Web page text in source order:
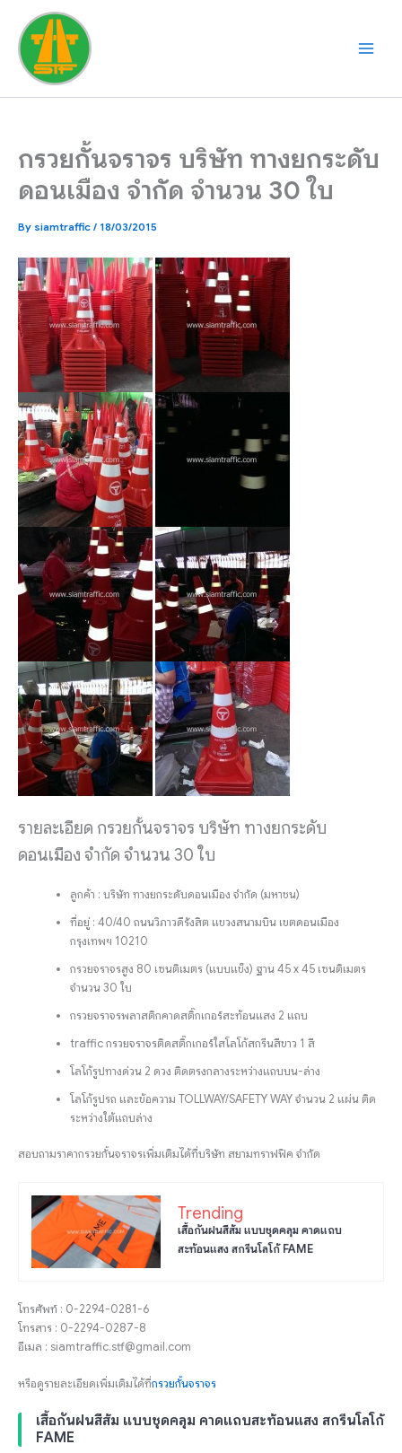
content
กรวยกั้นจราจร บริษัท ทางยกระดับ
ดอนเมือง จำกัด จำนวน 30 ใบ
By siamtraffic / 18/03/2015
รายละเอียด กรวยกั้นจราจร บริษัท ทางยกระดับ
ดอนเมือง จำกัด จำนวน 30 ใบ
ลูกค้า : บริษัท ทางยกระดับดอนเมือง จำกัด (มหาชน)
ที่อยู่ : 40/40 ถนนวิภาวดีรังสิต แขวงสนามบิน เขตดอนเมือง
กรุงเทพฯ 10210
กรวยจราจรสูง 80 เซนติเมตร (แบบแข็ง) ฐาน 45 x 45 เซนติเมตร
จำนวน 30 ใบ
กรวยจราจรพลาสติกคาดสติ๊กเกอร์สะท้อนแสง 2 แถบ
traffic กรวยจราจรติดสติ๊กเกอร์ใสโลโก้สกรีนสีขาว 1 สี
โลโก้รูปทางด่วน 2 ดวง ติดตรงกลางระหว่างแถบบน-ล่าง
โลโก้รูปรถ และข้อความ TOLLWAY/SAFETY WAY จำนวน 2 แผ่น ติด
ระหว่างใต้แถบล่าง
สอบถามราคากรวยกั้นจราจรเพิ่มเติมได้ที่บริษัท สยามทราฟฟิค จำกัด
Trending
เสื้อกันฝนสีส้ม แบบชุดคลุม คาดแถบ
สะท้อนแสง สกรีนโลโก้ FAME
โทรศัพท์ : 0-2294-0281-6
โทรสาร : 0-2294-0287-8
อีเมล : siamtraffic.stf@gmail.com
หรือดูรายละเอียดเพิ่มเติมได้ที่กรวยกั้นจราจร
เสื้อกันฝนสีส้ม แบบชุดคลุม คาดแถบสะท้อนแสง สกรีนโลโก้
FAME